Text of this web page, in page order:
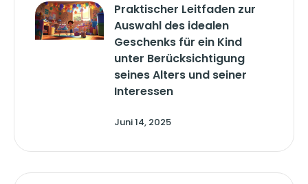
Praktischer Leitfaden zur
Auswahl des idealen
Geschenks für ein Kind
unter Berücksichtigung
seines Alters und seiner
Interessen
Juni 14, 2025